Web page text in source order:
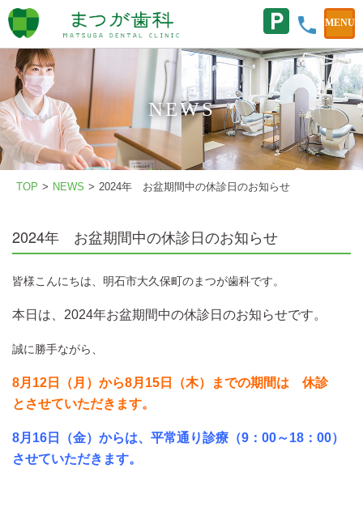
NEWS
TOP > NEWS > 2024年 お盆期間中の休診日のお知らせ
2024年 お盆期間中の休診日のお知らせ
皆様こんにちは、明石市大久保町のまつが歯科です。
本日は、2024年お盆期間中の休診日のお知らせです。
誠に勝手ながら、
8月12日（月）から8月15日（木）までの期間は 休診
とさせていただきます。
8月16日（金）からは、平常通り診療（9：00～18：00）
させていただきます。